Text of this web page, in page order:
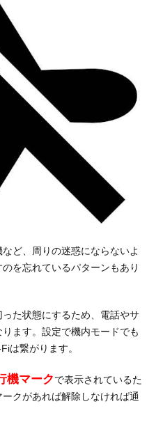
ど、周りの迷惑にならないよ
のを忘れているパターンもあり
た状態にするため、電話やサ
ます。設定で機内モードでも
は繋がります。
機マークで表示されているた
クがあれば解除しなければ通